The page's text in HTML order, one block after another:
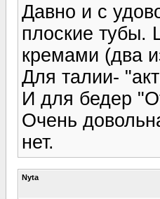
Давно и с
плоские тубы.
кремами (два
Для талии-
И для бедер
Очень
нет.
Nyta